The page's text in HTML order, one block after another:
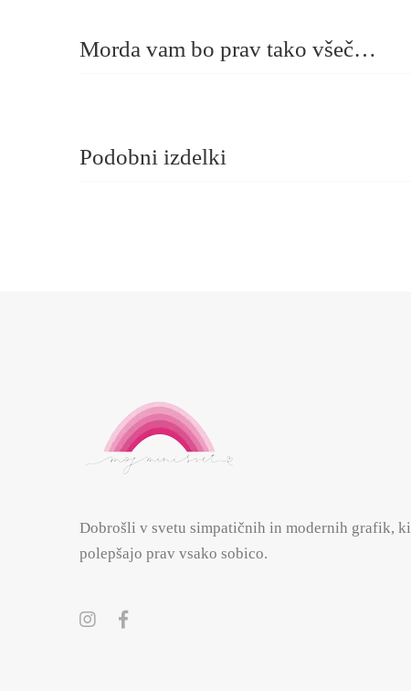
Morda vam bo prav tako všeč…
Podobni izdelki
Dobrošli v svetu simpatičnih in modernih grafik, ki
polepšajo prav vsako sobico.